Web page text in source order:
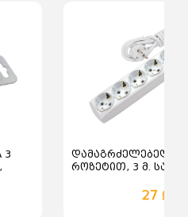
3
დამაგრძელებელი
როზეტით, 3 მ.
27 ₾